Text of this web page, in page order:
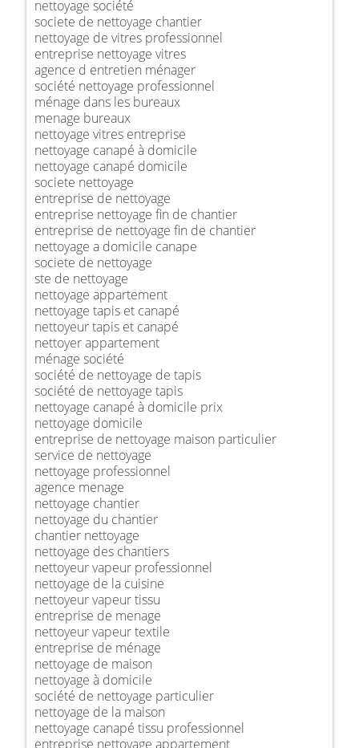
nettoyage société
societe de nettoyage chantier
nettoyage de vitres professionnel
entreprise nettoyage vitres
agence d entretien ménager
société nettoyage professionnel
ménage dans les bureaux
menage bureaux
nettoyage vitres entreprise
nettoyage canapé à domicile
nettoyage canapé domicile
societe nettoyage
entreprise de nettoyage
entreprise nettoyage fin de chantier
entreprise de nettoyage fin de chantier
nettoyage a domicile canape
societe de nettoyage
ste de nettoyage
nettoyage appartement
nettoyage tapis et canapé
nettoyeur tapis et canapé
nettoyer appartement
ménage société
société de nettoyage de tapis
société de nettoyage tapis
nettoyage canapé à domicile prix
nettoyage domicile
entreprise de nettoyage maison particulier
service de nettoyage
nettoyage professionnel
agence menage
nettoyage chantier
nettoyage du chantier
chantier nettoyage
nettoyage des chantiers
nettoyeur vapeur professionnel
nettoyage de la cuisine
nettoyeur vapeur tissu
entreprise de menage
nettoyeur vapeur textile
entreprise de ménage
nettoyage de maison
nettoyage à domicile
société de nettoyage particulier
nettoyage de la maison
nettoyage canapé tissu professionnel
entreprise nettoyage appartement